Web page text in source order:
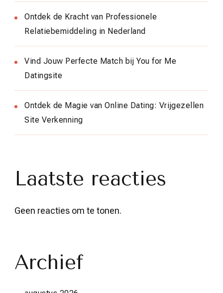
Ontdek de Kracht van Professionele
Relatiebemiddeling in Nederland
Vind Jouw Perfecte Match bij You for Me
Datingsite
Ontdek de Magie van Online Dating: Vrijgezellen
Site Verkenning
Laatste reacties
Geen reacties om te tonen.
Archief